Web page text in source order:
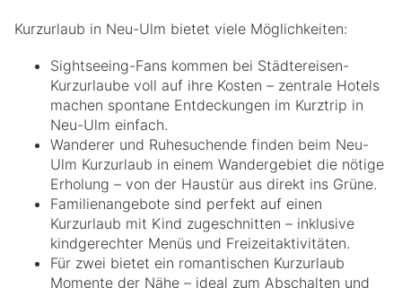
Kurzurlaub in Neu-Ulm bietet viele Möglichkeiten:
Sightseeing-Fans kommen bei Städtereisen-
Kurzurlaube voll auf ihre Kosten – zentrale Hotels
machen spontane Entdeckungen im Kurztrip in
Neu-Ulm einfach.
Wanderer und Ruhesuchende finden beim Neu-
Ulm Kurzurlaub in einem Wandergebiet die nötige
Erholung – von der Haustür aus direkt ins Grüne.
Familienangebote sind perfekt auf einen
Kurzurlaub mit Kind zugeschnitten – inklusive
kindgerechter Menüs und Freizeitaktivitäten.
Für zwei bietet ein romantischen Kurzurlaub
Momente der Nähe – ideal zum Abschalten und